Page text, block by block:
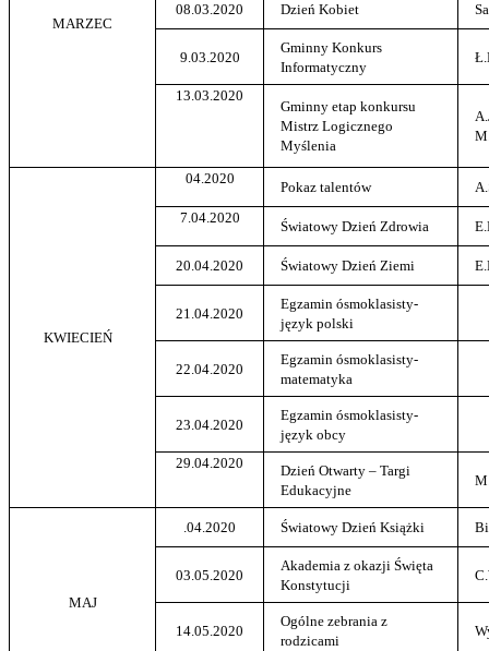
MARZEC
08.03.2020 Dzień Kobiet
9.03.2020
Gminny Konkurs
Informatyczny
13.03.2020
Gminny etap konkursu
Mistrz Logicznego
Myślenia
KWIECIEŃ
04.2020
Pokaz talentów
7.04.2020
Światowy Dzień Zdrowia
20.04.2020 Światowy Dzień Ziemi
21.04.2020
Egzamin ósmoklasisty-
język polski
22.04.2020
Egzamin ósmoklasisty-
matematyka
23.04.2020
Egzamin ósmoklasisty-
język obcy
29.04.2020
Dzień Otwarty – Targi
Edukacyjne
MAJ
.04.2020 Światowy Dzień Książki
03.05.2020
Akademia z okazji Święta
Konstytucji
14.05.2020
Ogólne zebrania z
rodzicami